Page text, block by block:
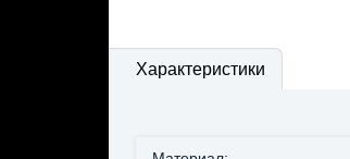
Характеристики